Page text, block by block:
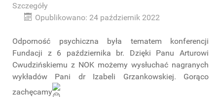
Szczegóły
Opublikowano: 24 październik 2022
Odporność psychiczna była tematem konferencji
Fundacji z 6 października br. Dzięki Panu Arturowi
Cwudzińskiemu z NOK możemy wysłuchać nagranych
wykładów Pani dr Izabeli Grzankowskiej. Gorąco
zachęcamy